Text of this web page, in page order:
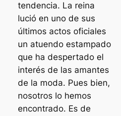
tendencia. La reina
lució en uno de sus
últimos actos oficiales
un atuendo estampado
que ha despertado el
interés de las amantes
de la moda. Pues bien,
nosotros lo hemos
encontrado. Es de